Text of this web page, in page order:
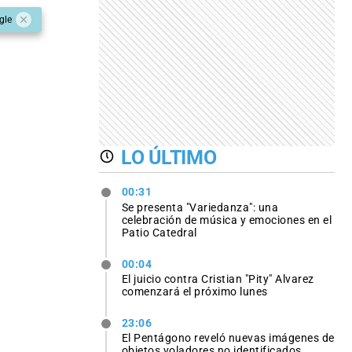
LO ÚLTIMO
00:31
Se presenta "Variedanza": una
celebración de música y emociones en el
Patio Catedral
00:04
El juicio contra Cristian "Pity" Alvarez
comenzará el próximo lunes
23:06
El Pentágono reveló nuevas imágenes de